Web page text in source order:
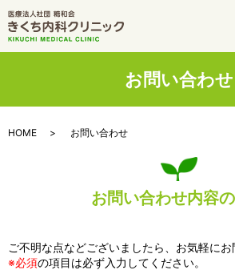
お問い合わせ
HOME お問い合わせ
お問い合わせ内容
ご不明な点などございましたら、お気軽にお
※必須の項目は必ず入力してください。